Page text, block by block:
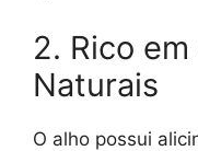
2. Rico
Naturais
O alho possui